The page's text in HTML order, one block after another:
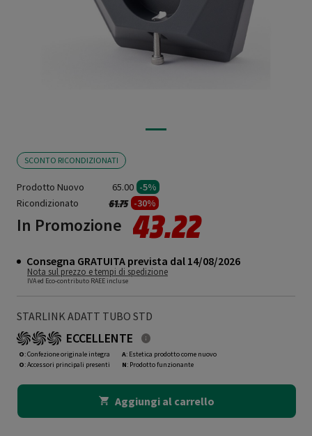
SCONTO RICONDIZIONATI
Prodotto Nuovo 65.00 -5%
Ricondizionato
Prezzo ridotto da
61.75a -30%
In Promozione 43.22
Consegna GRATUITA prevista dal 14/08/2026
Nota sul prezzo e tempi di spedizione
IVA ed Eco-contributo RAEE incluse
STARLINK ADATT TUBO STD
ECCELLENTE
O: Confezione originale integra
O: Accessori principali presenti
A: Estetica prodotto come nuovo
N: Prodotto funzionante
Aggiungi al carrello